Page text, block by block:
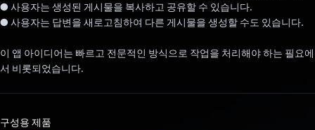
● 사용자는 생성된 게시물을 복사하고 공유할 수 있습니다.
● 사용자는 답변을 새로고침하여 다른 게시물을 생성할 수도 있습니다.
이 앱 아이디어는 빠르고 전문적인 방식으로 작업을 처리해야 하는 필요에
서 비롯되었습니다.
구성용 제품